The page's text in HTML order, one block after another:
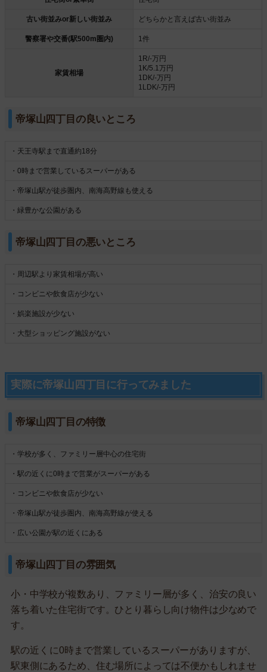
古い街並みor新しい街並み どちらかと言えば古い街並み
警察署や交番(駅500m圏内) 1件
家賃相場
1R/-万円
1K/5.1万円
1DK/-万円
1LDK/-万円
帝塚山四丁目の良いところ
・天王寺駅まで直通約18分
・0時まで営業しているスーパーがある
・帝塚山駅が徒歩圏内、南海高野線も使える
・緑豊かな公園がある
帝塚山四丁目の悪いところ
・周辺駅より家賃相場が高い
・コンビニや飲食店が少ない
・娯楽施設が少ない
・大型ショッピング施設がない
実際に帝塚山四丁目に行ってみました
帝塚山四丁目の特徴
・学校が多く、ファミリー層中心の住宅街
・駅の近くに0時まで営業がスーパーがある
・コンビニや飲食店が少ない
・帝塚山駅が徒歩圏内、南海高野線が使える
・広い公園が駅の近くにある
帝塚山四丁目の雰囲気
小・中学校が複数あり、ファミリー層が多く、治安の良い
落ち着いた住宅街です。ひとり暮らし向け物件は少なめで
す。
駅の近くに0時まで営業しているスーパーがありますが、
駅東側にあるため、住む場所によっては不便かもしれませ